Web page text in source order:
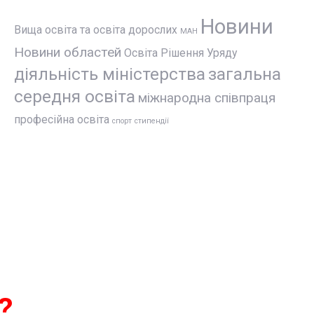
Вища освіта та освіта дорослих МАН Новини
Новини областей Освіта Рішення Уряду
діяльність міністерства загальна
середня освіта міжнародна співпраця
професійна освіта спорт стипендії